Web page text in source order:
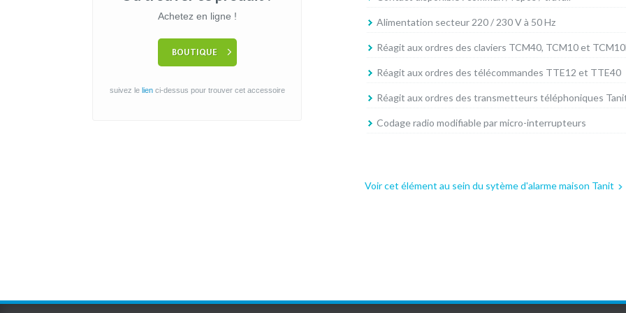
Achetez en ligne !
BOUTIQUE
suivez le lienci-dessus pour trouver cet accessoire
Alimentation secteur 220 / 230 V à 50 Hz
Réagit aux ordres des claviers TCM40, TCM10 et
Réagit aux ordres des télécommandes TTE12 et TTE40
Réagit aux ordres des transmetteurs téléphoniques
Codage radio modifiable par micro-interrupteurs
Voir cet élément au sein du sytème d'alarme maison Tanit